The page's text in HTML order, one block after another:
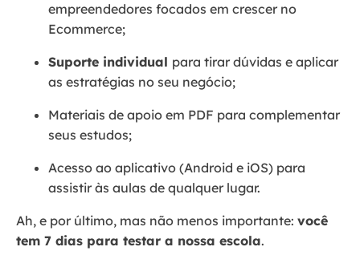
empreendedores focados em crescer no
Ecommerce;
Suporte individual para tirar dúvidas e aplicar
as estratégias no seu negócio;
Materiais de apoio em PDF para complementar
seus estudos;
Acesso ao aplicativo (Android e iOS) para
assistir às aulas de qualquer lugar.
Ah, e por último, mas não menos importante: você
tem 7 dias para testar a nossa escola.